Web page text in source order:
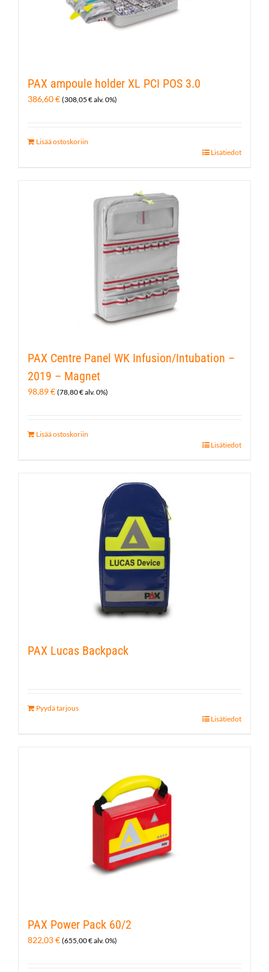
PAX ampoule holder XL PCI POS 3.0
386,60€ (308,05 €alv. 0%)
Lisää ostoskoriin
Lisätiedot
PAX Centre Panel WK Infusion/Intubation –
2019 – Magnet
98,89€ (78,80€alv. 0%)
Lisää ostoskoriin
Lisätiedot
PAX Lucas Backpack
Pyydä tarjous
Lisätiedot
PAX Power Pack 60/2
822,03€ (655,00€alv. 0%)